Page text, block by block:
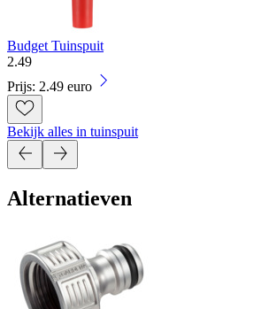
Budget Tuinspuit
2.49
Prijs: 2.49 euro
Bekijk alles in tuinspuit
Alternatieven